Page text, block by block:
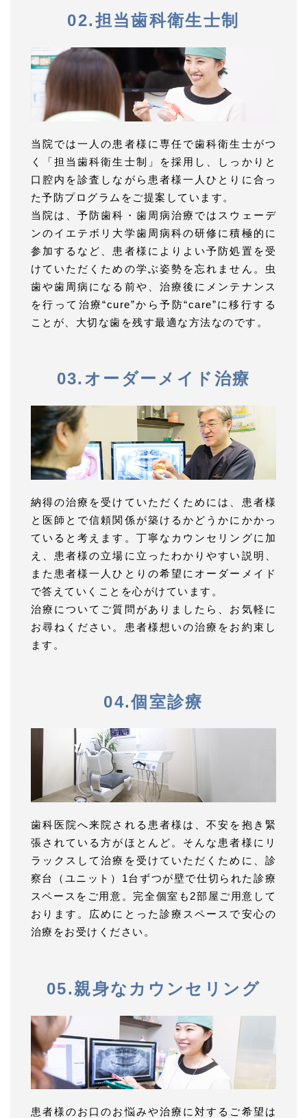
02.担当歯科衛生士制
当院では一人の患者様に専任で歯科衛生士がつ
く「担当歯科衛生士制」を採用し、しっかりと
口腔内を診査しながら患者様一人ひとりに合っ
た予防プログラムをご提案しています。
当院は、予防歯科・歯周病治療ではスウェーデ
ンのイエテボリ大学歯周病科の研修に積極的に
参加するなど、患者様によりよい予防処置を受
けていただくための学ぶ姿勢を忘れません。虫
歯や歯周病になる前や、治療後にメンテナンス
を行って治療“cure”から予防“care”に移行する
ことが、大切な歯を残す最適な方法なのです。
03.オーダーメイド治療
納得の治療を受けていただくためには、患者様
と医師とで信頼関係が築けるかどうかにかかっ
ていると考えます。丁寧なカウンセリングに加
え、患者様の立場に立ったわかりやすい説明、
また患者様一人ひとりの希望にオーダーメイド
で答えていくことを心がけています。
治療についてご質問がありましたら、お気軽に
お尋ねください。患者様想いの治療をお約束し
ます。
04.個室診療
歯科医院へ来院される患者様は、不安を抱き緊
張されている方がほとんど。そんな患者様にリ
ラックスして治療を受けていただくために、診
察台（ユニット）1台ずつが壁で仕切られた診療
スペースをご用意。完全個室も2部屋ご用意して
おります。広めにとった診療スペースで安心の
治療をお受けください。
05.親身なカウンセリング
患者様のお口のお悩みや治療に対するご希望は